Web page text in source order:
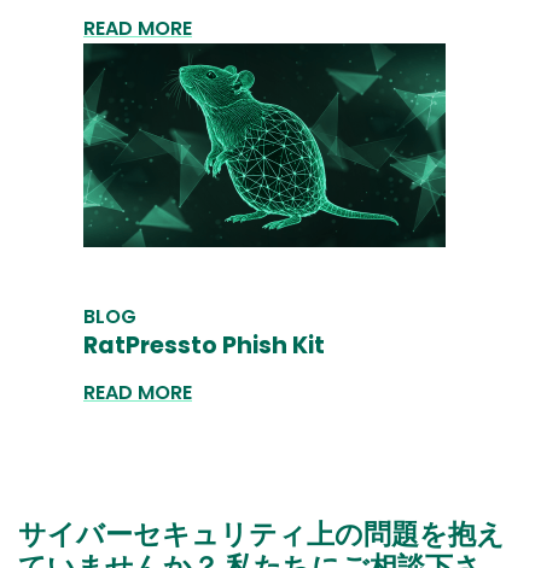
READ MORE
BLOG
RatPressto Phish Kit
READ MORE
サイバーセキュリティ上の問題を抱え